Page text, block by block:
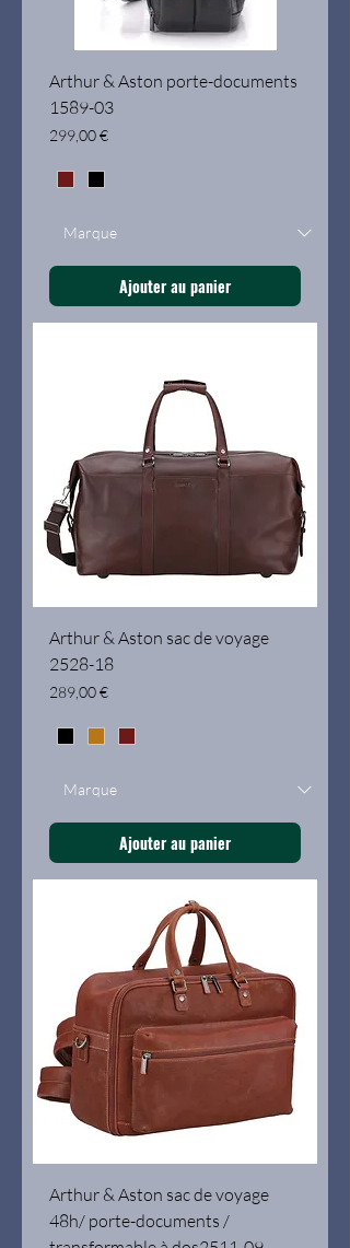
Arthur & Aston porte-documents
1589-03
Prix
299,00 €
Ajouter au panier
Arthur & Aston sac de voyage
2528-18
Prix
289,00 €
Ajouter au panier
Arthur & Aston sac de voyage
48h/ porte-documents /